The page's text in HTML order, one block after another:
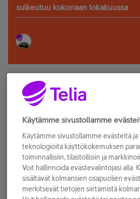
sulkeutuu kokonaan lokakuussa
Älä jää paitsi – osallistu ja
Tilaa Telian uutiskirje ja olet
sähköpostiisi.
Tilaa nyt
Käytämme sivustollamme
Käytämme sivustollamme evästeitä ja
teknologioita käyttökokemuksen
toiminnallisiin, tilastollisiin ja
Voit hallinnoida evästevalintojasi alla.
sisältävät kolmansien osapuolien
merkitsevät tietojen siirtämistä